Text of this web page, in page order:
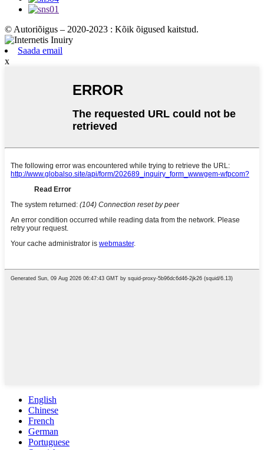
© Autoriõigus – 2020-2023 : Kõik õigused kaitstud.
Saada email
x
English
Chinese
French
German
Portuguese